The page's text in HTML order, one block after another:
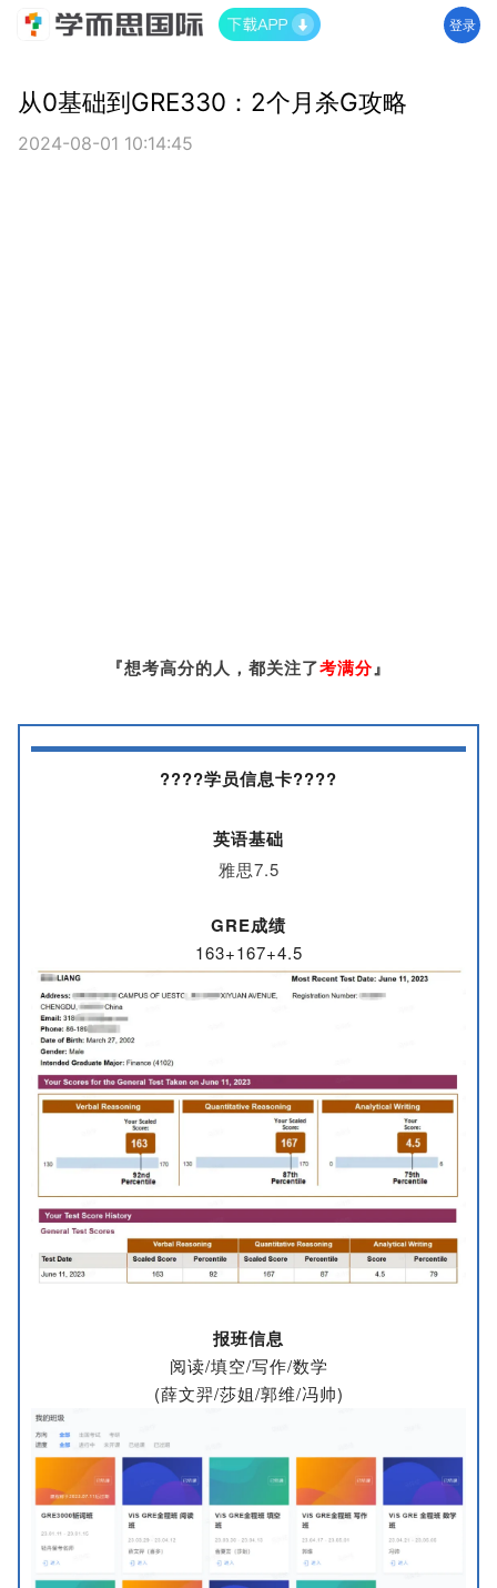
登录
从0基础到GRE330：2个月杀G攻略
2024-08-01 10:14:45
『想考高分的人，都关注了考满分』
????学员信息卡????
英语基础
雅思7.5
GRE成绩
163+167+4.5
报班信息
阅读/填空/写作/数学
(薛文羿/莎姐/郭维/冯帅)